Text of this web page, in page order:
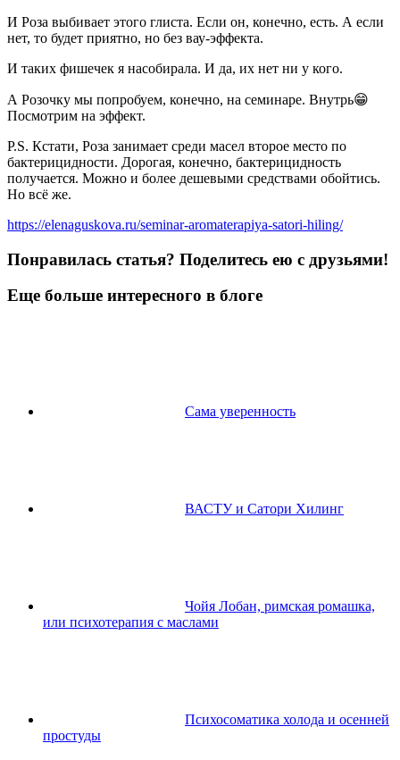
И Роза выбивает этого глиста. Если он, конечно, есть. А если
нет, то будет приятно, но без вау-эффекта.
И таких фишечек я насобирала. И да, их нет ни у кого.
А Розочку мы попробуем, конечно, на семинаре. Внутрь😁
Посмотрим на эффект.
P.S. Кстати, Роза занимает среди масел второе место по
бактерицидности. Дорогая, конечно, бактерицидность
получается. Можно и более дешевыми средствами обойтись.
Но всё же.
https://elenaguskova.ru/seminar-aromaterapiya-satori-hiling/
Понравилась статья? Поделитесь ею с друзьями!
Еще больше интересного в блоге
Сама уверенность
ВАСТУ и Сатори Хилинг
Чойя Лобан, римская ромашка,
или психотерапия с маслами
Психосоматика холода и осенней
простуды